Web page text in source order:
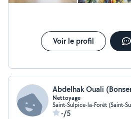
Voir le profil
Abdelhak Ouali
Nettoyage
Saint-Sulpice-la-Forêt (Saint-
-/5